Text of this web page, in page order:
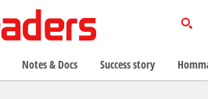
Notes & Docs Success story